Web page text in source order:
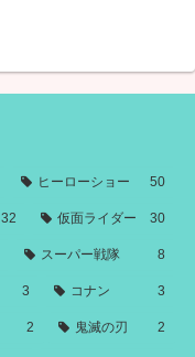
ヒーローショー 50
32 仮面ライダー 30
スーパー戦隊 8
3 コナン 3
2 鬼滅の刃 2